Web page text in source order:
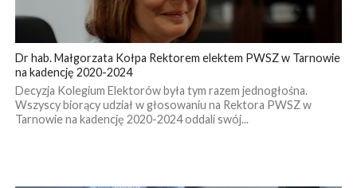
Dr hab. Małgorzata Kołpa Rektorem elektem PWSZ w Tarnowie
na kadencję 2020-2024
Decyzja Kolegium Elektorów była tym razem jednogłośna.
Wszyscy biorący udział w głosowaniu na Rektora PWSZ w
Tarnowie na kadencję 2020-2024 oddali swój...